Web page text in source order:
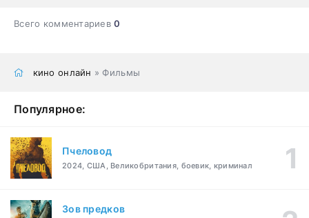
Всего комментариев0
кино онлайн » Фильмы
Популярное:
Пчеловод
2024, США, Великобритания, боевик, криминал
Зов предков